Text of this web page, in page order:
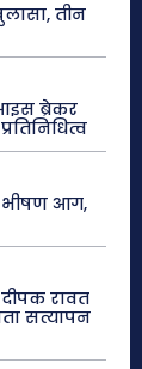
तीन
ब्रेकर
भीषण आग,
रावत
सत्यापन